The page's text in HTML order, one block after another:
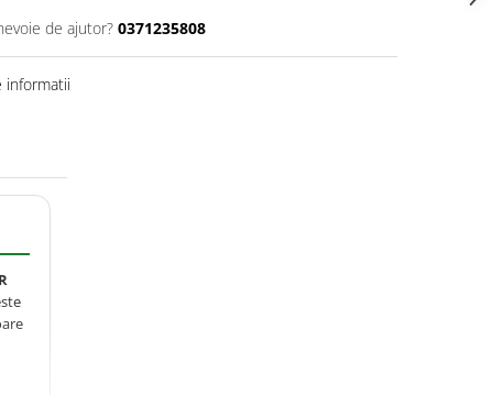
de ajutor? 0371235808
informatii